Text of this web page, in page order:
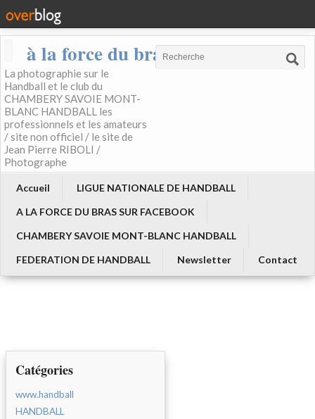
à la force du bras
La photographie sur le
Handball et le club du
CHAMBERY SAVOIE MONT-
BLANC HANDBALL les
professionnels et les amateurs
/ site non officiel / le site de
Jean Pierre RIBOLI /
Photographe
Accueil
LIGUE NATIONALE DE HANDBALL
A LA FORCE DU BRAS SUR FACEBOOK
CHAMBERY SAVOIE MONT-BLANC HANDBALL
FEDERATION DE HANDBALL
Newsletter Contact
Catégories
www.handball
HANDBALL